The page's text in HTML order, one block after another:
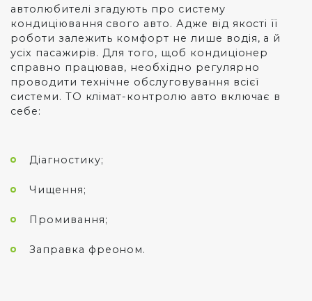
автолюбителі згадують про систему
кондиціювання свого авто. Адже від якості її
роботи залежить комфорт не лише водія, а й
усіх пасажирів. Для того, щоб кондиціонер
справно працював, необхідно регулярно
проводити технічне обслуговування всієї
системи. ТО клімат-контролю авто включає в
себе:
Діагностику;
Чищення;
Промивання;
Заправка фреоном.